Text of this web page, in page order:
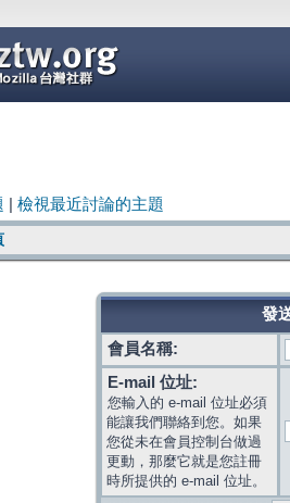
檢視最近討論的主題
發
會員名稱:
E-mail 位址:
您輸入的 e-mail 位址必須
能讓我們聯絡到您。如果
您從未在會員控制台做過
更動，那麼它就是您註冊
時所提供的 e-mail 位址。